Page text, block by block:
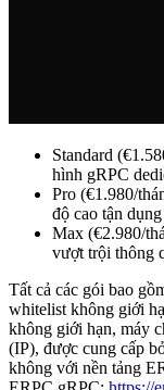
Standard
hình gRPC
Pro (€1.980/
độ cao tận
Max (€2.980/
vượt trội thông
Tất cả các gói bao
whitelist không giới
không giới hạn, máy
(IP), được cung cấp
không với nền tảng